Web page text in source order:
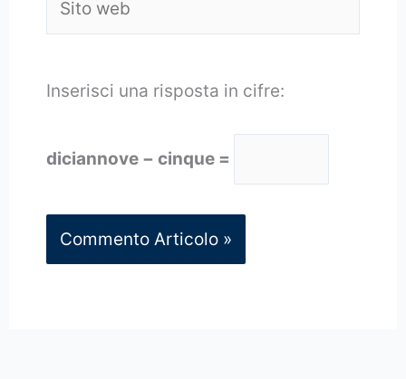
web
Inserisci una risposta in cifre:
diciannove − cinque =